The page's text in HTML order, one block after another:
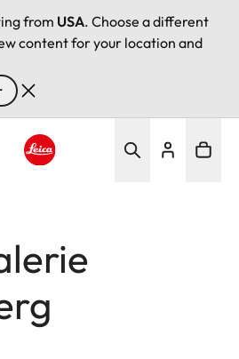
from USA. Choose a different
content for your location and